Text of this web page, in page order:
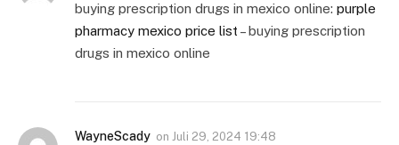
buying prescription drugs in mexico online: purple
pharmacy mexico price list – buying prescription
drugs in mexico online
WayneScady on Juli 29, 2024 19:48